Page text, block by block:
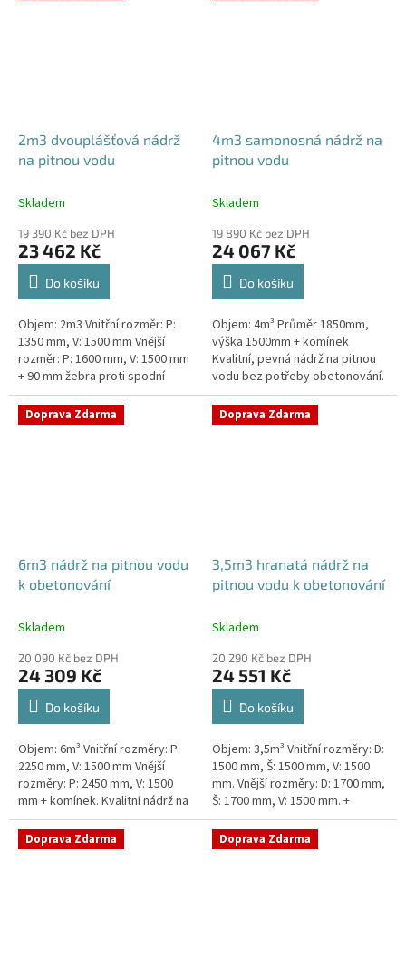
2m3 dvouplášťová nádrž
na pitnou vodu
Skladem
19 390 Kč bez DPH
23 462 Kč
Do košíku
Objem: 2m3 Vnitřní rozměr: P:
1350 mm, V: 1500 mm Vnější
rozměr: P: 1600 mm, V: 1500 mm
+ 90 mm žebra proti spodní
vodě + komínek Kvalitní nádrž na
pitnou vodu do míst vysokou...
4m3 samonosná nádrž na
pitnou vodu
Skladem
19 890 Kč bez DPH
24 067 Kč
Do košíku
Objem: 4m³ Průměr 1850mm,
výška 1500mm + komínek
Kvalitní, pevná nádrž na pitnou
vodu bez potřeby obetonování.
Průměr a umístění všech
prostupů pro potrubí a hadice
specifikujte...
Doprava Zdarma
6m3 nádrž na pitnou vodu
k obetonování
Skladem
20 090 Kč bez DPH
24 309 Kč
Do košíku
Objem: 6m³ Vnitřní rozměry: P:
2250 mm, V: 1500 mm Vnější
rozměry: P: 2450 mm, V: 1500
mm + komínek. Kvalitní nádrž na
pitnou vodu pod parkovací
stání. Průměr a umístění všech...
Doprava Zdarma
3,5m3 hranatá nádrž na
pitnou vodu k obetonování
Skladem
20 290 Kč bez DPH
24 551 Kč
Do košíku
Objem: 3,5m³ Vnitřní rozměry: D:
1500 mm, Š: 1500 mm, V: 1500
mm. Vnější rozměry: D: 1700 mm,
Š: 1700 mm, V: 1500 mm. +
komínek Kvalitní nádrž na pitnou
vodu pod parkovací...
Doprava Zdarma Doprava Zdarma